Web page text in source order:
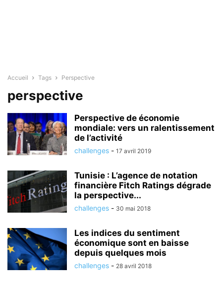
Accueil Tags Perspective
perspective
Perspective de économie
mondiale: vers un ralentissement
de l’activité
challenges - 17 avril 2019
Tunisie : L’agence de notation
financière Fitch Ratings dégrade
la perspective...
challenges - 30 mai 2018
Les indices du sentiment
économique sont en baisse
depuis quelques mois
challenges - 28 avril 2018